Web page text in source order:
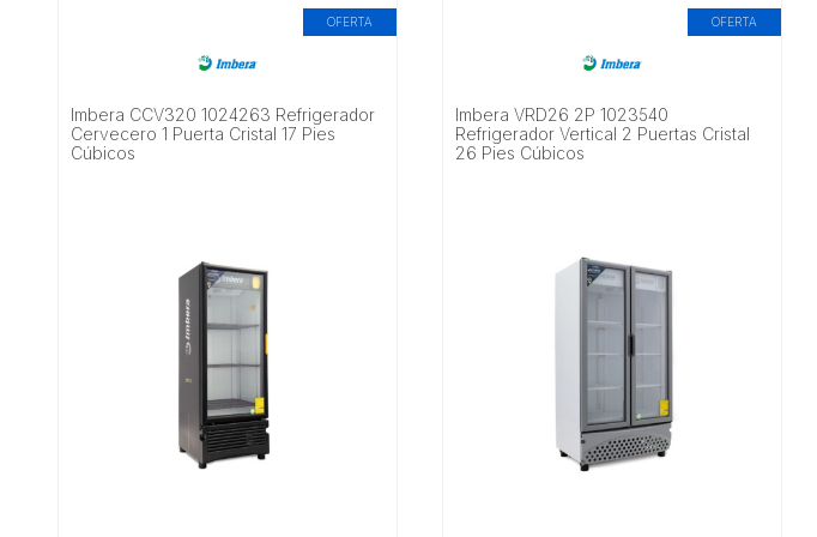
OFERTA
Imbera CCV320 1024263 Refrigerador
Cervecero 1 Puerta Cristal 17 Pies
Cúbicos
OFERTA
Imbera VRD26 2P 1023540
Refrigerador Vertical 2 Puertas Cristal
26 Pies Cúbicos